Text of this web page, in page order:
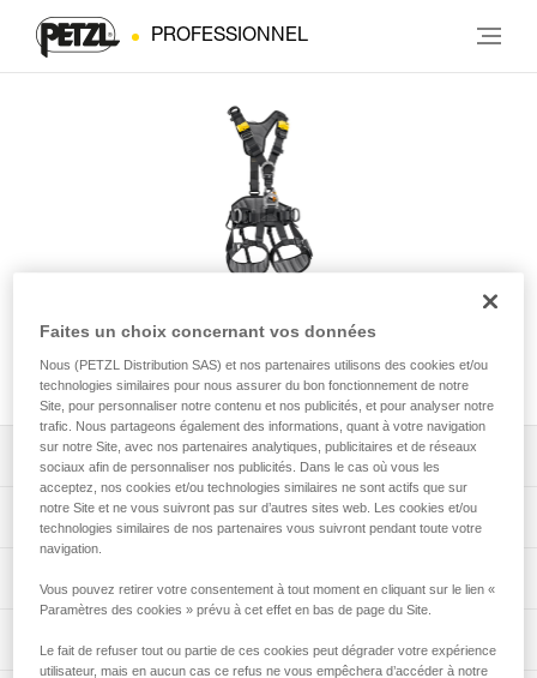
PROFESSIONNEL
AVAO® FAST version
internationale
Télécharger la notice technique (PDF)
Technical Notice
App pour contrôler et suivre vos EPI
Faites un choix concernant vos données
Nous (PETZL Distribution SAS) et nos partenaires utilisons des cookies et/ou
technologies similaires pour nous assurer du bon fonctionnement de notre
Site, pour personnaliser notre contenu et nos publicités, et pour analyser notre
trafic. Nous partageons également des informations, quant à votre navigation
sur notre Site, avec nos partenaires analytiques, publicitaires et de réseaux
sociaux afin de personnaliser nos publicités. Dans le cas où vous les
acceptez, nos cookies et/ou technologies similaires ne sont actifs que sur
notre Site et ne vous suivront pas sur d’autres sites web. Les cookies et/ou
technologies similaires de nos partenaires vous suivront pendant toute votre
navigation.
Vous pouvez retirer votre consentement à tout moment en cliquant sur le lien «
Paramètres des cookies » prévu à cet effet en bas de page du Site.
Le fait de refuser tout ou partie de ces cookies peut dégrader votre expérience
utilisateur, mais en aucun cas ce refus ne vous empêchera d’accéder à notre